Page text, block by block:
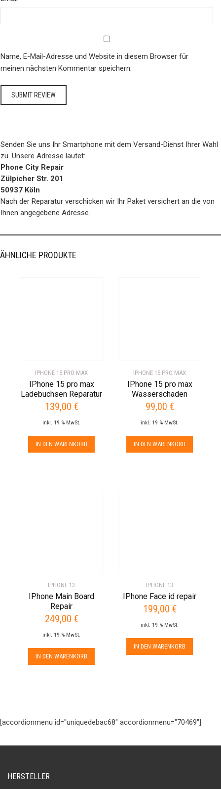
Name, E-Mail-Adresse und Website in diesem Browser für
meinen nächsten Kommentar speichern.
Senden Sie uns Ihr Smartphone mit dem Versand-Dienst Ihrer Wahl
zu. Unsere Adresse lautet:
Phone City Repair
Zülpicher Str. 201
50937 Köln
Nach der Reparatur verschicken wir Ihr Paket versichert an die von
Ihnen angegebene Adresse.
ÄHNLICHE PRODUKTE
IPHONE 15 PRO MAX
IPhone 15 pro max
Ladebuchsen Reparatur
139,00 €
inkl. 19 % MwSt.
IN DEN WARENKORB
IPHONE 15 PRO MAX
IPhone 15 pro max
Wasserschaden
99,00 €
inkl. 19 % MwSt.
IN DEN WARENKORB
IPHONE 13
IPhone Main Board
Repair
249,00 €
inkl. 19 % MwSt.
IN DEN WARENKORB
IPHONE 13
IPhone Face id repair
199,00 €
inkl. 19 % MwSt.
IN DEN WARENKORB
[accordionmenu id="uniquedebac68" accordionmenu="70469"]
HERSTELLER